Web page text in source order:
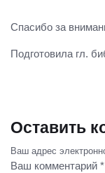
Спасибо за
Подготовила гл.
Оставить
Ваш адрес
Ваш комментарий *